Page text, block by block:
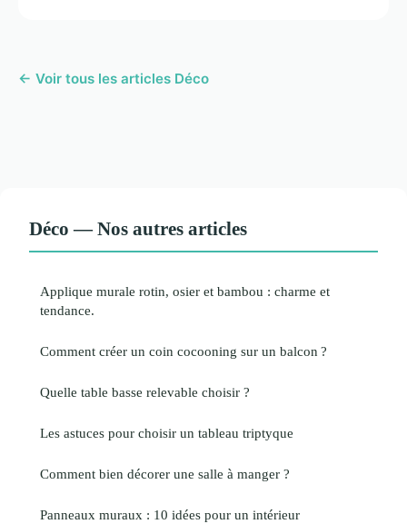
← Voir tous les articles Déco
Déco — Nos autres articles
Applique murale rotin, osier et bambou : charme et
tendance.
Comment créer un coin cocooning sur un balcon ?
Quelle table basse relevable choisir ?
Les astuces pour choisir un tableau triptyque
Comment bien décorer une salle à manger ?
Panneaux muraux : 10 idées pour un intérieur